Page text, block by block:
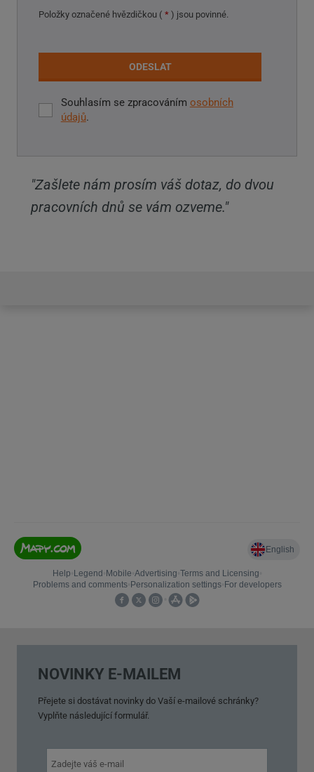
Položky označené hvězdičkou ( * ) jsou povinné.
ODESLAT
Souhlasím
osobních
Souhlasím se zpracováním osobních
údajů.
odeslat.
"Zašlete nám prosím váš dotaz, do dvou
pracovních dnů se vám ozveme."
NOVINKY E-MAILEM
Přejete si dostávat novinky do Vaší e-mailové schránky?
Vyplňte následující formulář.